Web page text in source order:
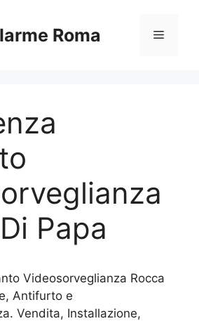
Roma Menu
Papa
Videosorveglianza Rocca
Antifurto e
Vendita, Installazione,